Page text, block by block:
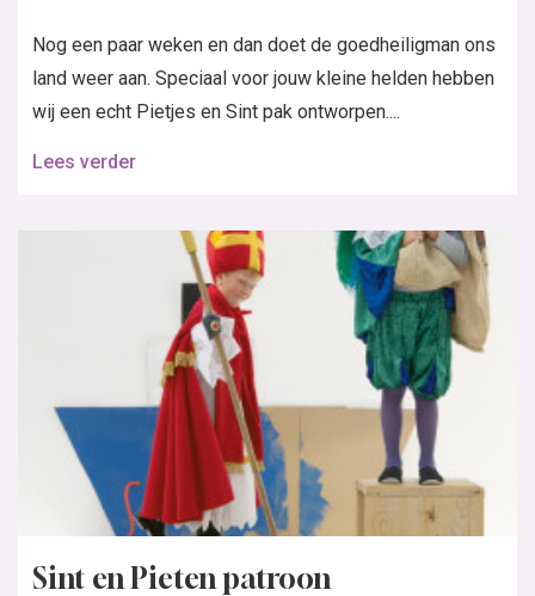
Nog een paar weken en dan doet de goedheiligman ons
land weer aan. Speciaal voor jouw kleine helden hebben
wij een echt Pietjes en Sint pak ontworpen....
Lees verder
Sint en Pieten patroon